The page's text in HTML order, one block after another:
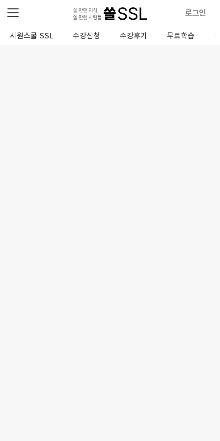
로그인
시원스쿨 SSL 수강신청 수강후기 무료학습